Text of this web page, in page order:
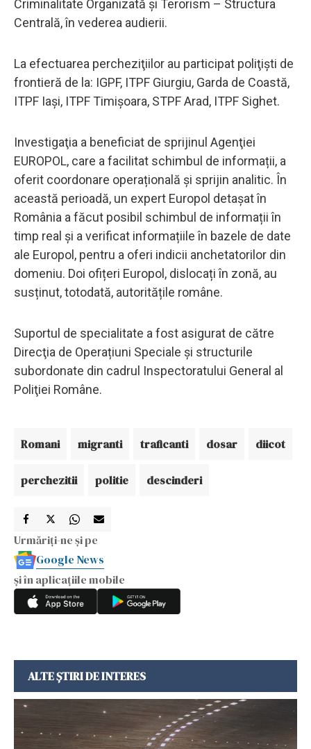
Criminalitate Organizată şi Terorism – Structura
Centrală, în vederea audierii.
La efectuarea percheziţiilor au participat poliţişti de
frontieră de la: IGPF, ITPF Giurgiu, Garda de Coastă,
ITPF Iaşi, ITPF Timişoara, STPF Arad, ITPF Sighet.
Investigaţia a beneficiat de sprijinul Agenţiei
EUROPOL, care a facilitat schimbul de informații, a
oferit coordonare operațională și sprijin analitic. În
această perioadă, un expert Europol detaşat în
România a făcut posibil schimbul de informații în
timp real și a verificat informațiile în bazele de date
ale Europol, pentru a oferi indicii anchetatorilor din
domeniu. Doi ofițeri Europol, dislocați în zonă, au
susținut, totodată, autoritățile române.
Suportul de specialitate a fost asigurat de către
Direcţia de Operațiuni Speciale şi structurile
subordonate din cadrul Inspectoratului General al
Poliţiei Române.
Romani migranti traficanti dosar diicot
perchezitii politie descinderi
Urmăriți-ne și pe
Google News
și în aplicațiile mobile
ALTE ȘTIRI DE INTERES